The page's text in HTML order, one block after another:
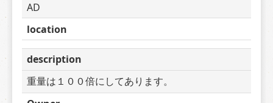
AD
location
description
重量は１００倍にしてあります。